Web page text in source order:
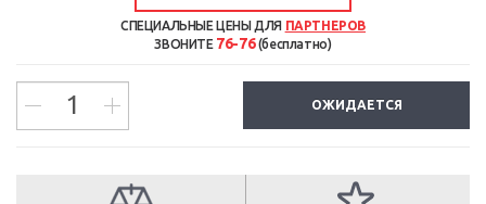
СПЕЦИАЛЬНЫЕ ЦЕНЫ ДЛЯ ПАРТНЕРОВ
ЗВОНИТЕ 76-76(бесплатно)
ОЖИДАЕТСЯ